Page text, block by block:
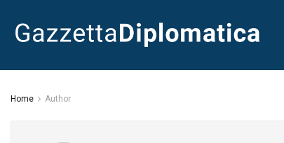
Home Author